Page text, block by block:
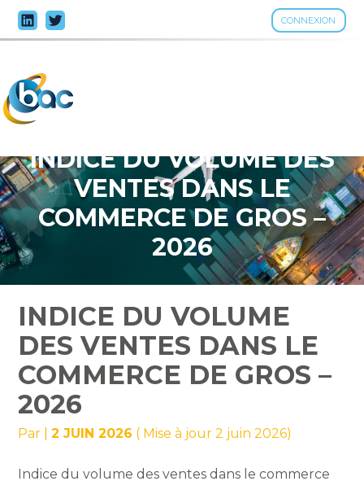
CONNEXION
Aller
au
INDICE DU VOLUME DES
VENTES DANS LE
COMMERCE DE GROS –
2026
INDICE DU VOLUME
DES VENTES DANS LE
COMMERCE DE GROS –
2026
Par |2 JUIN 2026 ( Mise à jour 2 juin 2026)
Indice du volume des ventes dans le commerce